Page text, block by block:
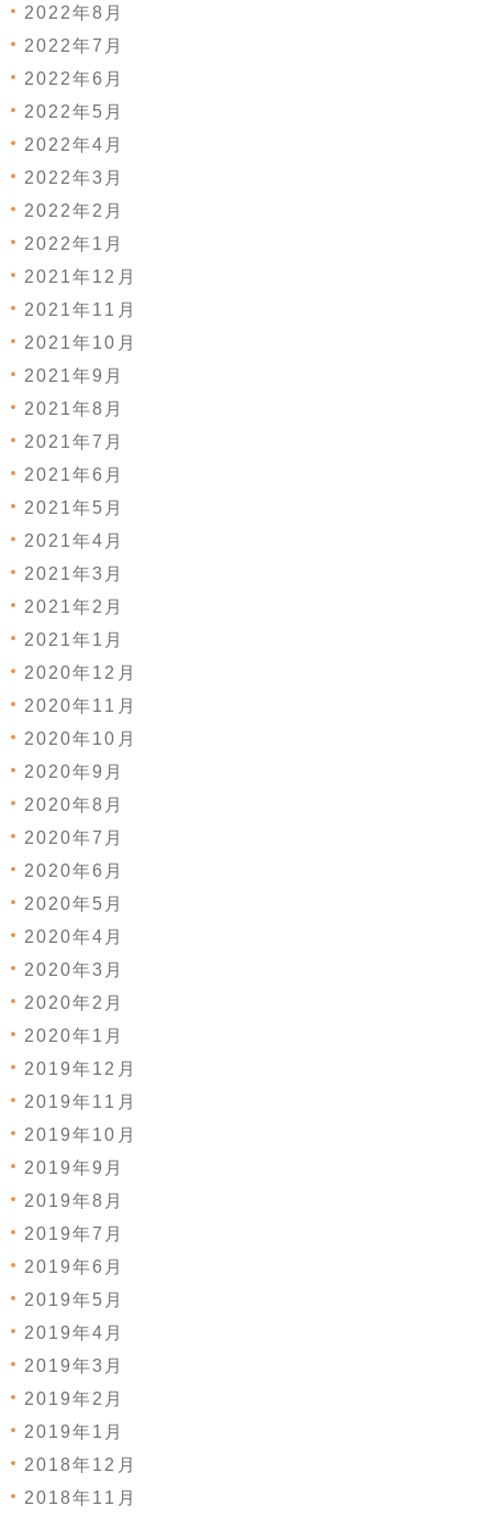
2022年8月
2022年7月
2022年6月
2022年5月
2022年4月
2022年3月
2022年2月
2022年1月
2021年12月
2021年11月
2021年10月
2021年9月
2021年8月
2021年7月
2021年6月
2021年5月
2021年4月
2021年3月
2021年2月
2021年1月
2020年12月
2020年11月
2020年10月
2020年9月
2020年8月
2020年7月
2020年6月
2020年5月
2020年4月
2020年3月
2020年2月
2020年1月
2019年12月
2019年11月
2019年10月
2019年9月
2019年8月
2019年7月
2019年6月
2019年5月
2019年4月
2019年3月
2019年2月
2019年1月
2018年12月
2018年11月